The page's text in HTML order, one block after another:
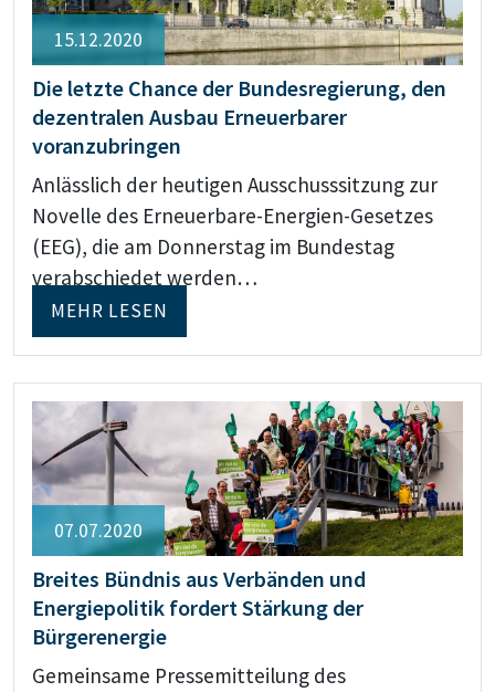
15.12.2020
Die letzte Chance der Bundesregierung, den
dezentralen Ausbau Erneuerbarer
voranzubringen
Anlässlich der heutigen Ausschusssitzung zur
Novelle des Erneuerbare-Energien-Gesetzes
(EEG), die am Donnerstag im Bundestag
verabschiedet werden…
MEHR LESEN
07.07.2020
Breites Bündnis aus Verbänden und
Energiepolitik fordert Stärkung der
Bürgerenergie
Gemeinsame Pressemitteilung des